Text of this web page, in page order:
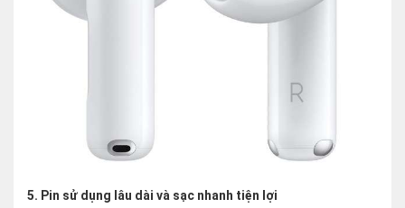
5. Pin sử dụng lâu dài và sạc nhanh tiện lợi